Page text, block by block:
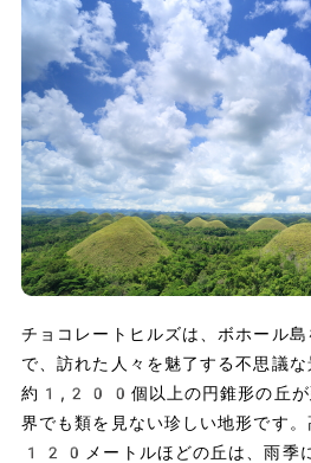
チョコレートヒルズは、ボホール
で、訪れた人々を魅了する不思議な
約1,200個以上の円錐形の丘が
界でも類を見ない珍しい地形です
120メートルほどの丘は、雨季